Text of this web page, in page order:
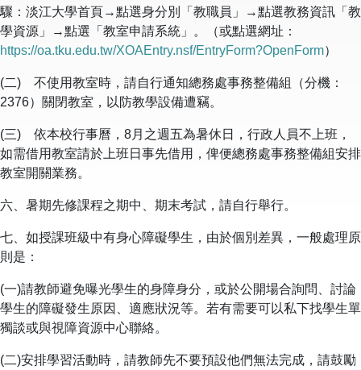
驟：淡江大學首頁→點選身分別「教職員」→點選教務資訊「教
學資源」→點選「教室申請系統」。（或點選網址：
https://oa.tku.edu.tw/XOAEntry.nsf/EntryForm?OpenForm）
(二) 不使用教室時，請自行通知總務處事務整備組（分機：
2376）關閉教室，以防教學設備遭竊。
(三) 依本校行事曆，8月之週五為暑休日，行政人員不上班，
如需借用教室請於上班日事先借用，俾便總務處事務整備組安排
教室開關業務。
六、暑期先修課程之期中、期末考試，請自行舉行。
七、如授課班級中有身心障礙學生，由於個別差異，一般處理原
則是：
(一)請教師避免曝光學生的身障身分，或於公開場合詢問、討論
學生的障礙發生原因、適應狀況等。若有需要可以私下找學生單
獨談或與視障資源中心聯絡。
(二)安排學習活動時，請教師先不要預設他們無法完成，請鼓勵